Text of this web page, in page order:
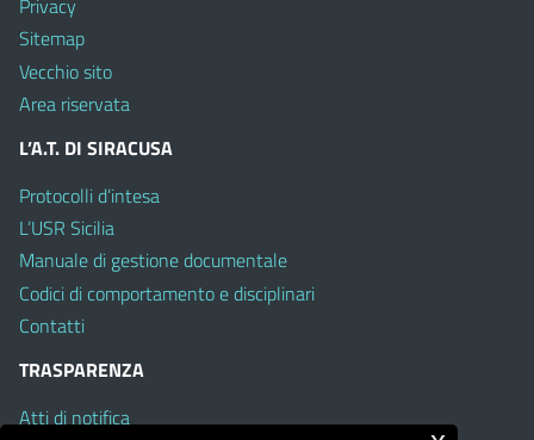
Privacy
Sitemap
Vecchio sito
Area riservata
L’A.T. DI SIRACUSA
Protocolli d’intesa
L’USR Sicilia
Manuale di gestione documentale
Codici di comportamento e disciplinari
Contatti
TRASPARENZA
Atti di notifica